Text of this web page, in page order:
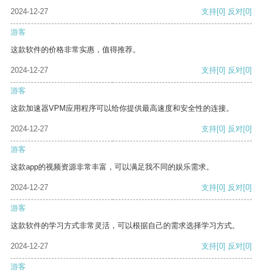
2024-12-27
支持[0] 反对[0]
游客
这款软件的价格非常实惠，值得推荐。
2024-12-27 支持[0] 反对[0]
游客
这款加速器VPM应用程序可以给你提供最高速度和安全性的连接。
2024-12-27 支持[0] 反对[0]
游客
这款app的视频资源非常丰富，可以满足我不同的娱乐需求。
2024-12-27 支持[0] 反对[0]
游客
这款软件的学习方式非常灵活，可以根据自己的需求选择学习方式。
2024-12-27 支持[0] 反对[0]
游客